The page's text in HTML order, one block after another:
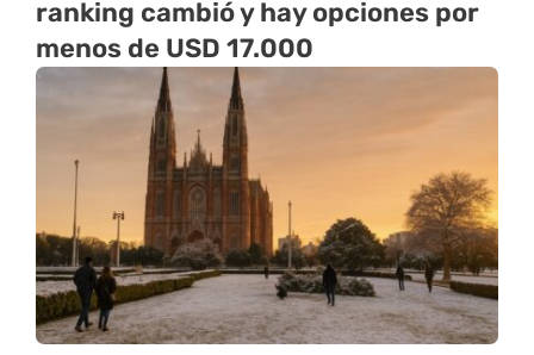
ranking cambió y hay opciones por
menos de USD 17.000